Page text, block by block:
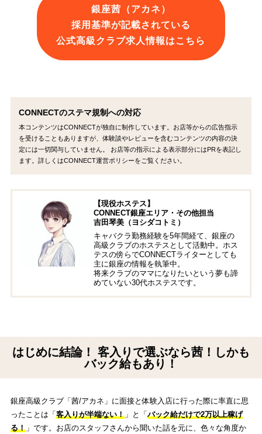
銀座茜（アカネ）
採用基準が記載されている
公式高級クラブ求人情報はこちら
CONNECTのステマ規制への対応
本コンテンツはCONNECTが独自に制作しています。お店等からの広告指示
を受けることもありますが、体験談やレビューを含むコンテンツの内容の決
定には一切関与していません。 お店等の指示による表示部分にはPRを表記し
ます。詳しくはCONNECT運営ポリシーをご覧ください。
【現役ホステス】
CONNECT銀座エリア・その他担当
吉田琴美（ヨシダコトミ）
キャバクラ勤務経験を5年間経て、銀座の
高級クラブのホステスとして活動中。ホス
テスの傍らでCONNECTライターとしても
主に銀座の情報を執筆中。
将来クラブのママになりたいという夢も諦
めていない30代ホステスです。
はじめに結論！ 客入りで選ぶなら茜！しかも
バック給もあり！
銀座高級クラブ「茜/アカネ」に面接と体験入店に行った際に率直に思
ったことは「客入りが半端ない！」と「バック給だけで2万以上稼げ
る！」です。お店のスタッフさんから聞いた話を元に、色々な角度か